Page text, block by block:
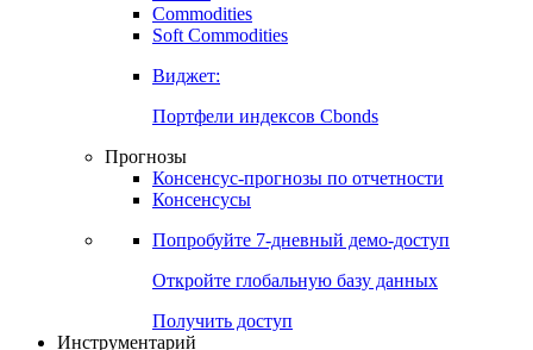
Commodities
Золото
Бензин
Soft Commodities
Виджет:
Портфели индексов Cbonds
Прогнозы
Консенсусы
Попробуйте7-дневный